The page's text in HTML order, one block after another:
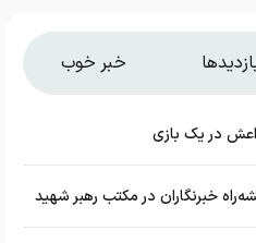
خبر خوب
در یک بازی
خبرنگاران در مکتب رهبر شهید